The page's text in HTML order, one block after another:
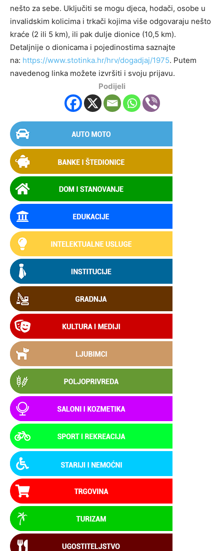
nešto za sebe. Uključiti se mogu djeca, hodači, osobe u
invalidskim kolicima i trkači kojima više odgovaraju nešto
kraće (2 ili 5 km), ili pak dulje dionice (10,5 km).
Detaljnije o dionicama i pojedinostima saznajte
na: https://www.stotinka.hr/hrv/dogadjaj/1975. Putem
navedenog linka možete izvršiti i svoju prijavu.
Podijeli